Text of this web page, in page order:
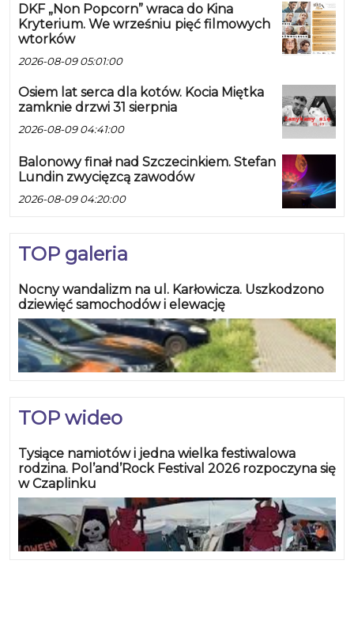
DKF „Non Popcorn” wraca do Kina
Kryterium. We wrześniu pięć filmowych
wtorków
2026-08-09 05:01:00
Osiem lat serca dla kotów. Kocia Miętka
zamknie drzwi 31 sierpnia
2026-08-09 04:41:00
Balonowy finał nad Szczecinkiem. Stefan
Lundin zwycięzcą zawodów
2026-08-09 04:20:00
TOP galeria
Nocny wandalizm na ul. Karłowicza. Uszkodzono
dziewięć samochodów i elewację
TOP wideo
Tysiące namiotów i jedna wielka festiwalowa
rodzina. Pol’and’Rock Festival 2026 rozpoczyna się
w Czaplinku